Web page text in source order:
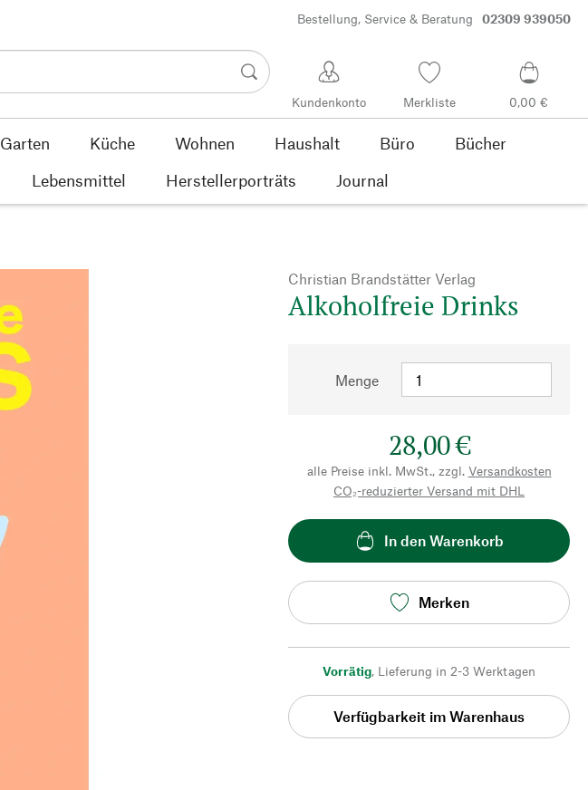
Bestellung, Service & Beratung 02309 939050
Kundenkonto Merkliste 0,00 €
Garten Küche Wohnen Haushalt Büro
Bücher
Lebensmittel Herstellerporträts Journal
Christian Brandstätter Verlag
Alkoholfreie Drinks
Menge
28,00 €
alle Preise inkl. MwSt., zzgl. Versandkosten
CO₂-reduzierter Versand mit DHL
In den Warenkorb
Merken
Vorrätig, Lieferung in 2-3 Werktagen
Verfügbarkeit im Warenhaus